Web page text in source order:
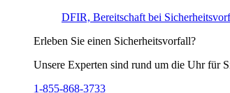
DFIR, Bereitschaft bei
Erleben Sie einen Sicherheitsvorfall?
Unsere Experten sind rund um die Uhr für
1-855-868-3733